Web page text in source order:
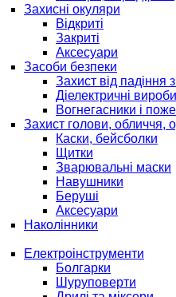
Захисні окуляри
Відкриті
Закриті
Аксесуари
Засоби безпеки
Захист від падіння
Діелектричні вироби
Вогнегасники і
Захист голови, обличчя,
Каски, бейсболки
Щитки
Зварювальні маски
Навушники
Беруші
Аксесуари
Наколінники
Електроінструменти
Болгарки
Шуруповерти